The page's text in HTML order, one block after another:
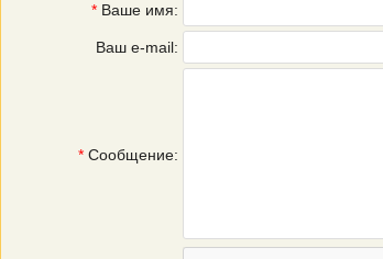
* Ваше имя:
Ваш e-mail:
* Сообщение: